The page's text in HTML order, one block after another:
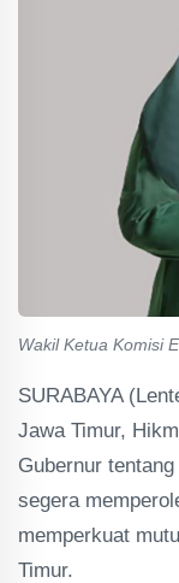
Wakil Ketua Komisi
SURABAYA
Jawa Timur,
Gubernur
segera
memperkuat
Timur.